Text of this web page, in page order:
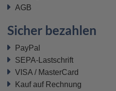
AGB
Sicher bezahlen
PayPal
SEPA-Lastschrift
VISA / MasterCard
Kauf auf Rechnung